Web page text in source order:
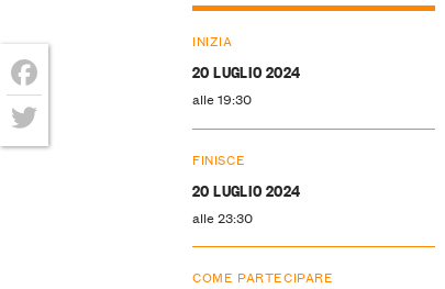
INIZIA
20 LUGLIO 2024
alle 19:30
FINISCE
20 LUGLIO 2024
alle 23:30
COME PARTECIPARE
Facebook
Twitter